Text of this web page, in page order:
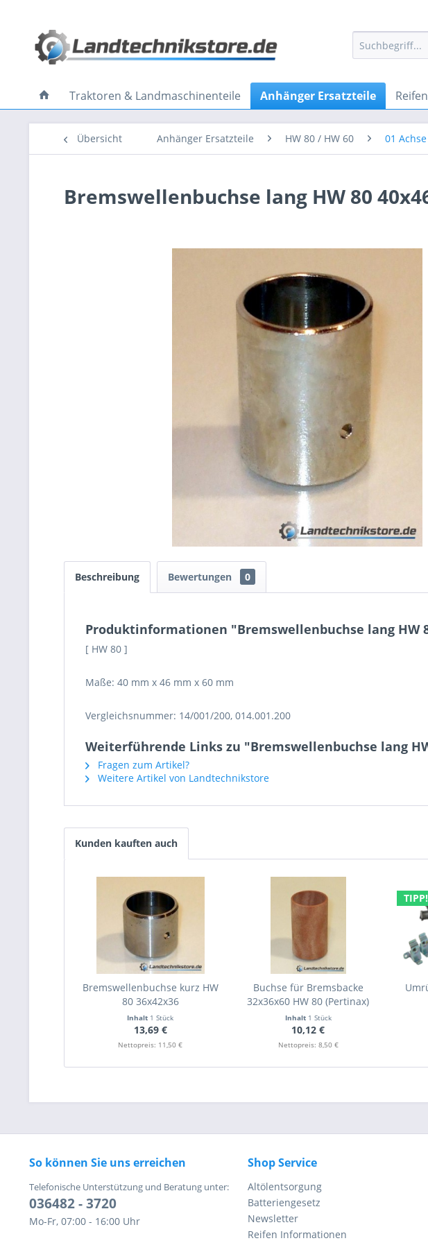
Traktoren & Landmaschinenteile Anhänger Ersatzteile Reifen
Übersicht Anhänger Ersatzteile HW 80 / HW 60 01 Achse
Bremswellenbuchse lang HW 80
Beschreibung Bewertungen 0
Produktinformationen "Bremswellenbuchse lang HW
[ HW 80 ]
Maße: 40 mm x 46 mm x 60 mm
Vergleichsnummer: 14/001/200, 014.001.200
Weiterführende Links zu "Bremswellenbuchse lang
Fragen zum Artikel?
Weitere Artikel von Landtechnikstore
Kunden kauften auch
Bremswellenbuchse kurz HW
80 36x42x36
Inhalt 1 Stück
13,69 €
Nettopreis: 11,50 €
Buchse für Bremsbacke
32x36x60 HW 80 (Pertinax)
Inhalt 1 Stück
10,12 €
Nettopreis: 8,50 €
TIPP!
So können Sie uns erreichen
Telefonische Unterstützung und Beratung unter:
036482 - 3720
Mo-Fr, 07:00 - 16:00 Uhr
Shop Service
Altölentsorgung
Batteriengesetz
Newsletter
Reifen Informationen